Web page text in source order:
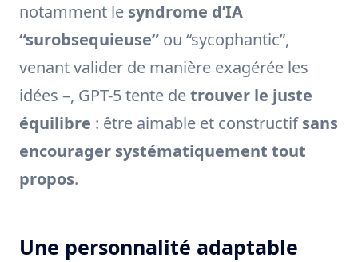
notamment le syndrome d’IA
“surobsequieuse” ou “sycophantic”,
venant valider de manière exagérée les
idées –, GPT-5 tente detrouver le juste
équilibre : être aimable et constructifsans
encourager systématiquement tout
propos.
Une personnalité adaptable